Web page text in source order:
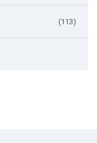
(113)